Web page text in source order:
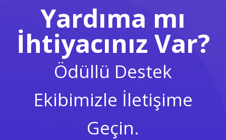
Yardıma mı
İhtiyacınız Var?
Ödüllü Destek
Ekibimizle İletişime
Geçin.